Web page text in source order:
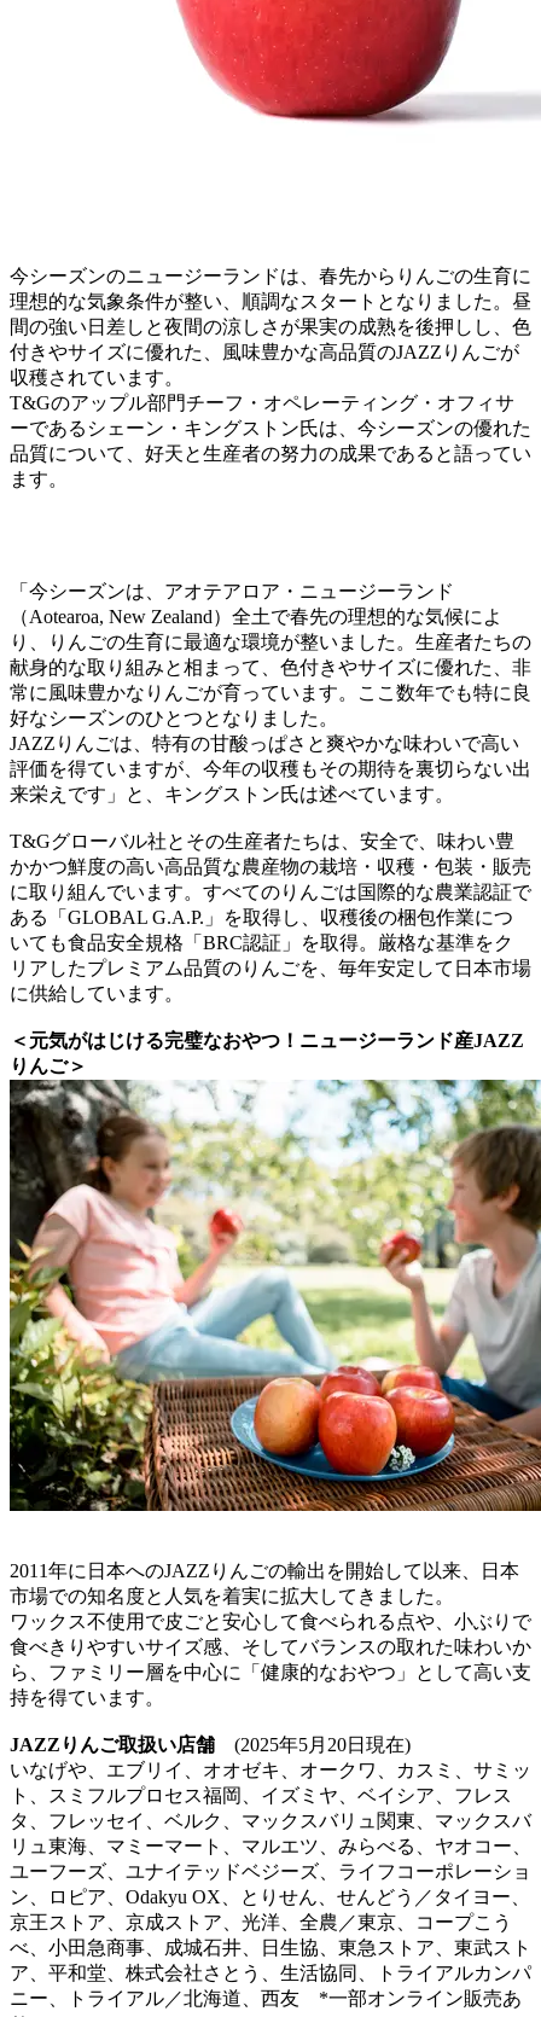
今シーズンのニュージーランドは、春先からりんごの生育に
理想的な気象条件が整い、順調なスタートとなりました。昼
間の強い日差しと夜間の涼しさが果実の成熟を後押しし、色
付きやサイズに優れた、風味豊かな高品質のJAZZりんごが
収穫されています。
T&Gのアップル部門チーフ・オペレーティング・オフィサ
ーであるシェーン・キングストン氏は、今シーズンの優れた
品質について、好天と生産者の努力の成果であると語ってい
ます。
「今シーズンは、アオテアロア・ニュージーランド
（Aotearoa, New Zealand）全土で春先の理想的な気候によ
り、りんごの生育に最適な環境が整いました。生産者たちの
献身的な取り組みと相まって、色付きやサイズに優れた、非
常に風味豊かなりんごが育っています。ここ数年でも特に良
好なシーズンのひとつとなりました。
JAZZりんごは、特有の甘酸っぱさと爽やかな味わいで高い
評価を得ていますが、今年の収穫もその期待を裏切らない出
来栄えです」と、キングストン氏は述べています。
T&Gグローバル社とその生産者たちは、安全で、味わい豊
かかつ鮮度の高い高品質な農産物の栽培・収穫・包装・販売
に取り組んでいます。すべてのりんごは国際的な農業認証で
ある「GLOBAL G.A.P.」を取得し、収穫後の梱包作業につ
いても食品安全規格「BRC認証」を取得。厳格な基準をク
リアしたプレミアム品質のりんごを、毎年安定して日本市場
に供給しています。
＜元気がはじける完璧なおやつ！ニュージーランド産JAZZ
りんご＞
2011年に日本へのJAZZりんごの輸出を開始して以来、日本
市場での知名度と人気を着実に拡大してきました。
ワックス不使用で皮ごと安心して食べられる点や、小ぶりで
食べきりやすいサイズ感、そしてバランスの取れた味わいか
ら、ファミリー層を中心に「健康的なおやつ」として高い支
持を得ています。
JAZZりんご取扱い店舗 (2025年5月20日現在)
いなげや、エブリイ、オオゼキ、オークワ、カスミ、サミッ
ト、スミフルプロセス福岡、イズミヤ、ベイシア、フレス
タ、フレッセイ、ベルク、マックスバリュ関東、マックスバ
リュ東海、マミーマート、マルエツ、みらべる、ヤオコー、
ユーフーズ、ユナイテッドベジーズ、ライフコーポレーショ
ン、ロピア、Odakyu OX、とりせん、せんどう／タイヨー、
京王ストア、京成ストア、光洋、全農／東京、コープこう
べ、小田急商事、成城石井、日生協、東急ストア、東武スト
ア、平和堂、株式会社さとう、生活協同、トライアルカンパ
ニー、トライアル／北海道、西友 *一部オンライン販売あ